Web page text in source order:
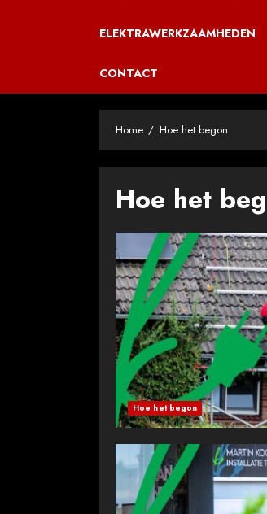
ELEKTRAWERKZAAMHEDEN
CONTACT
Home Hoe het begon
Hoe het
Hoe het begon